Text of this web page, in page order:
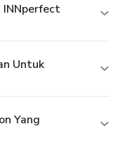
INNperfect
Untuk
Yang